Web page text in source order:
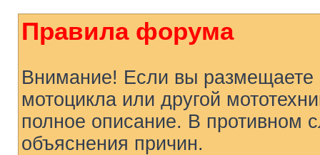
Правила форума
Внимание! Если вы размещаете
мотоцикла или другой
полное описание. В противном
объяснения причин.